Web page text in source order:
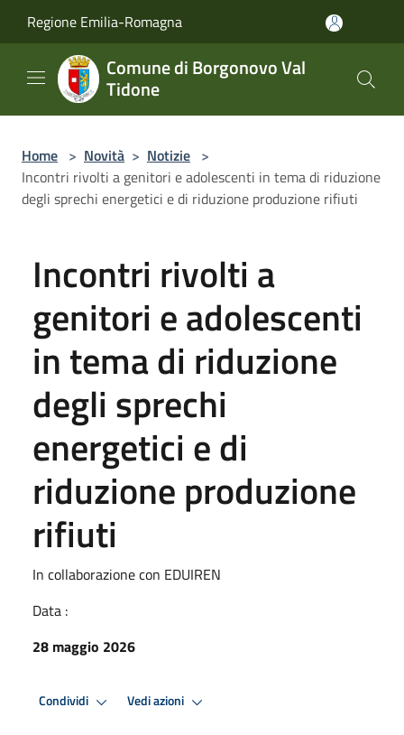
Regione Emilia-Romagna
Comune di Borgonovo Val
Tidone
Home > Novità > Notizie >
Incontri rivolti a genitori e adolescenti in tema di riduzione
degli sprechi energetici e di riduzione produzione rifiuti
Incontri rivolti a
genitori e adolescenti
in tema di riduzione
degli sprechi
energetici e di
riduzione produzione
rifiuti
In collaborazione con EDUIREN
Data :
28 maggio 2026
Condividi Vedi azioni